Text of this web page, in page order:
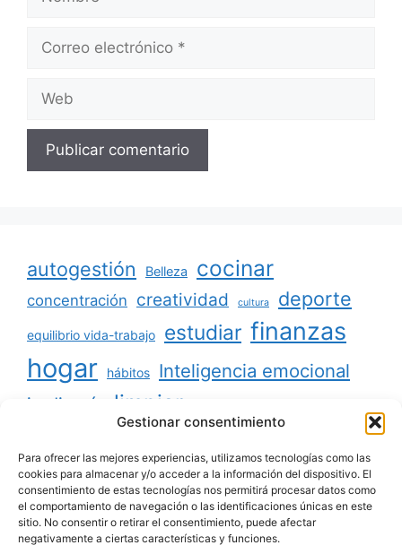
Gestionar consentimiento
Para ofrecer las mejores experiencias, utilizamos tecnologías como las
cookies para almacenar y/o acceder a la información del dispositivo. El
consentimiento de estas tecnologías nos permitirá procesar datos como
el comportamiento de navegación o las identificaciones únicas en este
sitio. No consentir o retirar el consentimiento, puede afectar
negativamente a ciertas características y funciones.
electrónico
autogestión Belleza cocinar
concentración creatividad cultura deporte
equilibrio vida-trabajo estudiar finanzas
hogar hábitos Inteligencia emocional
jardinería limpiar
minimalismo niños
ordenar organizar productividad
reciclaje relaciones sociales salud
tecnología viajar voluntariado